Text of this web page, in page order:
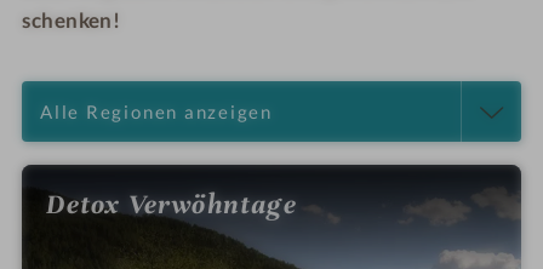
schenken!
Detox Verwöhntage